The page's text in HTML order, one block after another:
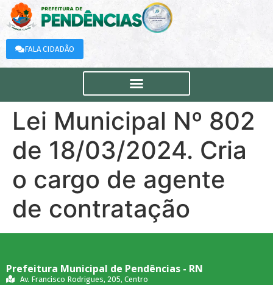
FALA CIDADÃO
Lei Municipal Nº 802
de 18/03/2024. Cria
o cargo de agente
de contratação
Prefeitura Municipal de Pendências - RN
Av. Francisco Rodrigues, 205, Centro